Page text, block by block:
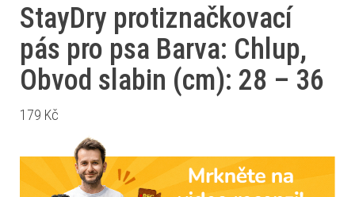
StayDry protiznačkovací
pás pro psa Barva: Chlup,
Obvod slabin (cm): 28 – 36
179 Kč